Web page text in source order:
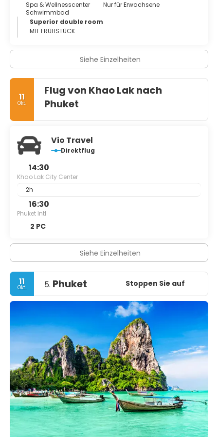
Spa & Wellnesscenter
Nur für Erwachsene
Schwimmbad
Superior double room
MIT FRÜHSTÜCK
Siehe Einzelheiten
11
Okt.
Flug von Khao Lak nach
Phuket
Vio Travel
Direktflug
14:30
Khao Lak City Center
2h
16:30
Phuket Intl
2 PC
Siehe Einzelheiten
11
Okt. 5. Phuket Stoppen Sie auf